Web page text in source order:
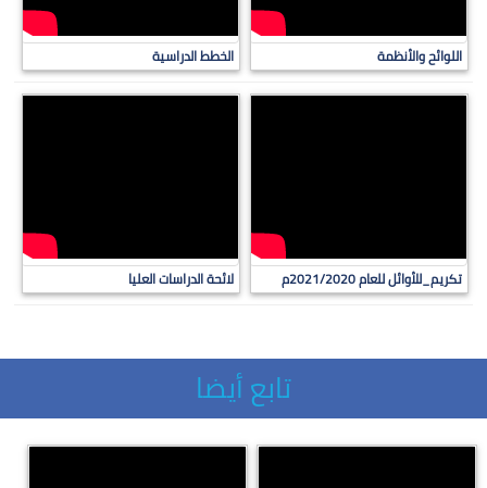
اللوائح والأنظمة الخطط الدراسية
تكريم_للأوائل للعام 2021/2020م لائحة الدراسات العليا
تابع أيضا